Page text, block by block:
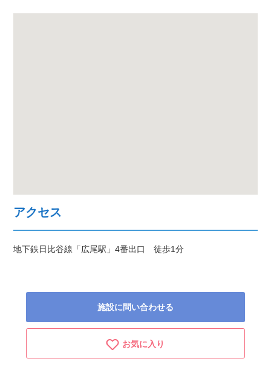
アクセス
地下鉄日比谷線「広尾駅」4番出口 徒歩1分
施設に問い合わせる
お気に入り